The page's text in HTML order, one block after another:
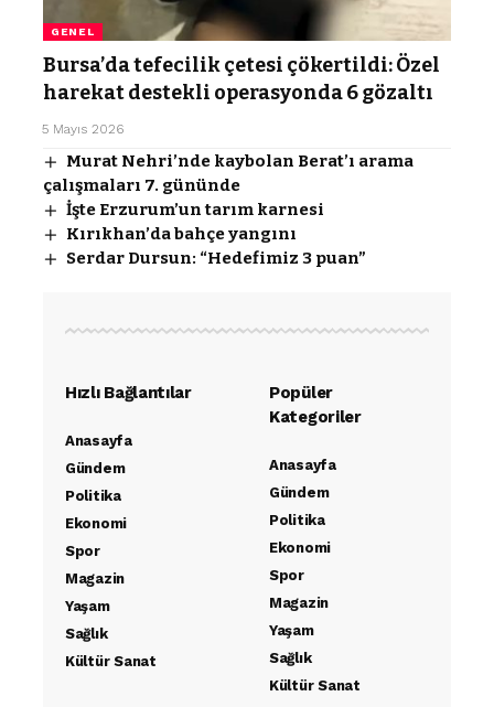
GENEL
Bursa’da tefecilik çetesi çökertildi: Özel
harekat destekli operasyonda 6 gözaltı
5 Mayıs 2026
Murat Nehri’nde kaybolan Berat’ı arama
çalışmaları 7. gününde
İşte Erzurum’un tarım karnesi
Kırıkhan’da bahçe yangını
Serdar Dursun: “Hedefimiz 3 puan”
Hızlı Bağlantılar
Anasayfa
Gündem
Politika
Ekonomi
Spor
Magazin
Yaşam
Sağlık
Kültür Sanat
Popüler
Kategoriler
Anasayfa
Gündem
Politika
Ekonomi
Spor
Magazin
Yaşam
Sağlık
Kültür Sanat